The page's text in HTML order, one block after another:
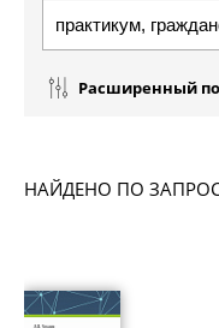
Расширенный
НАЙДЕНО ПО